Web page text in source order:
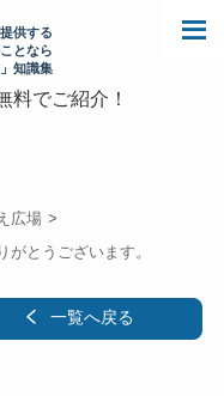
供する
となら
知識集
料でご紹介！
広場
がとうございます。
一覧へ戻る